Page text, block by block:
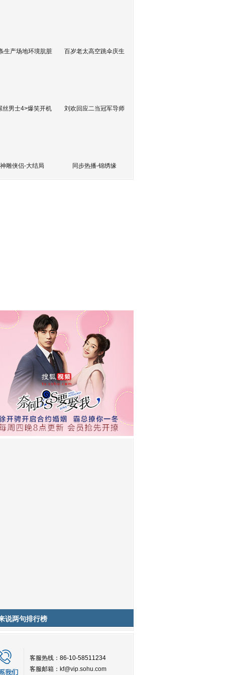
生产场地环境肮脏 百岁老太高空跳伞庆生
丝男士4>爆笑开机 刘欢回应二当冠军导师
神雕侠侣-大结局 同步热播-锦绣缘
说两句排行榜
客服热线：86-10-58511234
客服邮箱： kf@vip.sohu.com